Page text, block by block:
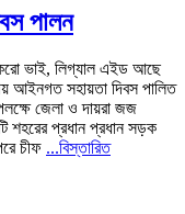
পালন
ভাই, লিগ্যাল এইড আছে
আইনগত সহায়তা দিবস পালিত
জেলা ও দায়রা জজ
শহরের প্রধান প্রধান সড়ক
চীফ ...বিস্তারিত